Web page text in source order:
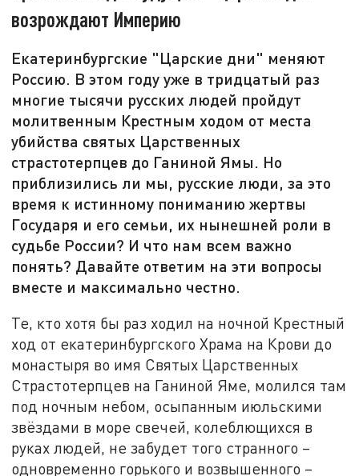
возрождают Империю
Екатеринбургские "Царские дни" меняют
Россию. В этом году уже в тридцатый раз
многие тысячи русских людей пройдут
молитвенным Крестным ходом от места
убийства святых Царственных
страстотерпцев до Ганиной Ямы. Но
приблизились ли мы, русские люди, за это
время к истинному пониманию жертвы
Государя и его семьи, их нынешней роли в
судьбе России? И что нам всем важно
понять? Давайте ответим на эти вопросы
вместе и максимально честно.
Те, кто хотя бы раз ходил на ночной Крестный
ход от екатеринбургского Храма на Крови до
монастыря во имя Святых Царственных
Страстотерпцев на Ганиной Яме, молился там
под ночным небом, осыпанным июльскими
звёздами в море свечей, колеблющихся в
руках людей, не забудет того странного –
одновременно горького и возвышенного –